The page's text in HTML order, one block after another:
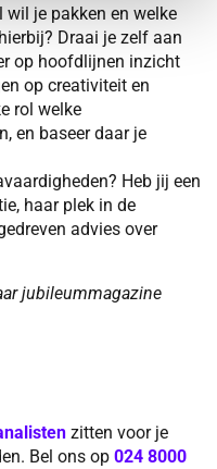
wil je pakken en welke
Draai je zelf aan
op hoofdlijnen inzicht
op creativiteit en
rol welke
en baseer daar je
Heb jij een
haar plek in de
advies over
jubileummagazine
zitten voor je
Bel ons op 024 8000